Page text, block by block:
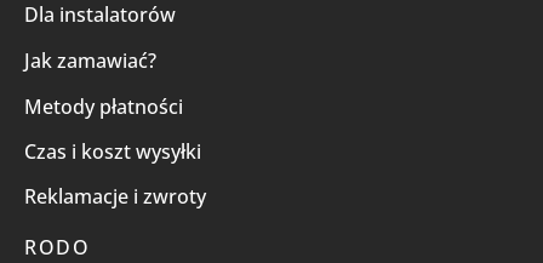
Dla instalatorów
Jak zamawiać?
Metody płatności
Czas i koszt wysyłki
Reklamacje i zwroty
RODO